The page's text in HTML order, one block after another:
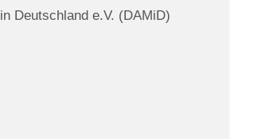
Deutschland e.V. (DAMiD)